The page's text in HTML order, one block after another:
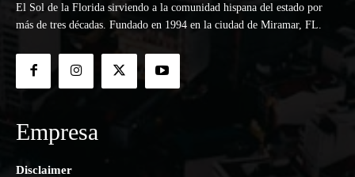
El Sol de la Florida sirviendo a la comunidad hispana del estado por
más de tres décadas. Fundado en 1994 en la ciudad de Miramar, FL.
Empresa
Disclaimer